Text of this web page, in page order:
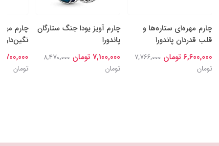
چارم مهره‌ای ستاره‌ها و
قلب قدردان پاندورا
6,600,000 تومان
7,766,000
تومان
چارم آویز یودا جنگ ستارگان
پاندورا
7,100,000 تومان
8,470,000
تومان
چارم
نگین‌دار
6,700,000
تومان